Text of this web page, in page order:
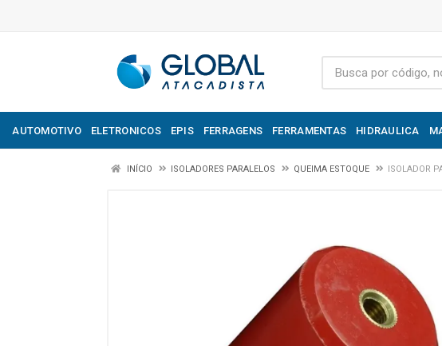
AUTOMOTIVO ELETRONICOS EPIS FERRAGENS FERRAMENTAS HIDRAULICA
INÍCIO ISOLADORES PARALELOS QUEIMA ESTOQUE ISOLADOR